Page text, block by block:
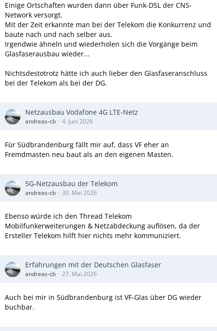
Einige Ortschaften wurden dann über Funk-DSL der CNS-
Network versorgt.
Mit der Zeit erkannte man bei der Telekom die Konkurrenz und
baute nach und nach selber aus.
Irgendwie ähneln und wiederholen sich die Vorgänge beim
Glasfaserausbau wieder...
Nichtsdestotrotz hätte ich auch lieber den Glasfaseranschluss
bei der Telekom als bei der DG.
Netzausbau Vodafone 4G LTE-Netz
andreas-cb 4. Juni 2026
Für Südbrandenburg fällt mir auf, dass VF eher an
Fremdmasten neu baut als an den eigenen Masten.
5G-Netzausbau der Telekom
andreas-cb 30. Mai 2026
Ebenso würde ich den Thread Telekom
Mobilfunkerweiterungen & Netzabdeckung auflösen, da der
Ersteller Telekom hilft hier nichts mehr kommuniziert.
Erfahrungen mit der Deutschen Glasfaser
andreas-cb 27. Mai 2026
Auch bei mir in Südbrandenburg ist VF-Glas über DG wieder
buchbar.